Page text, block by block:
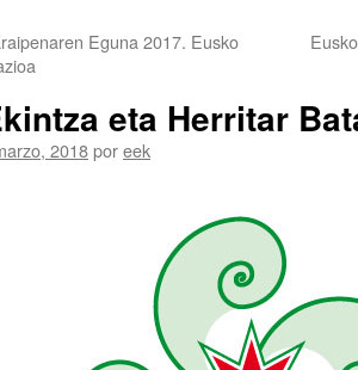
Eguna 2017. Eusko
eta Herritar
2018poreek